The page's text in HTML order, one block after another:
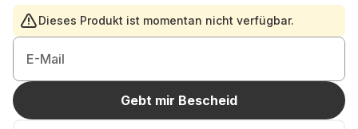
Dieses Produkt ist momentan nicht verfügbar.
E-Mail
Gebt mir Bescheid